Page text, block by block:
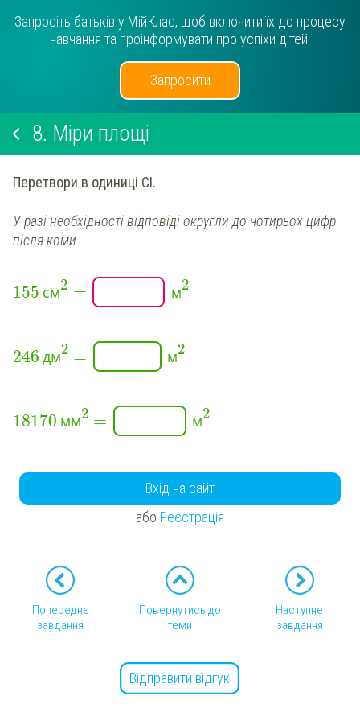
Запросіть батьків у МійКлас, щоб включити їх до процесу
навчання та проінформувати про успіхи дітей.
Запросити
8. Міри площі
Перетвори в одиниці СІ.
У разі необхідності відповіді округли до чотирьох цифр
після коми.
155 см2 = м2
246 дм2 = м2
18170 мм2 = м2
Вхід на сайт
або Реєстрація
Попереднє
завдання
Повернутись до
теми
Наступне
завдання
Відправити відгук